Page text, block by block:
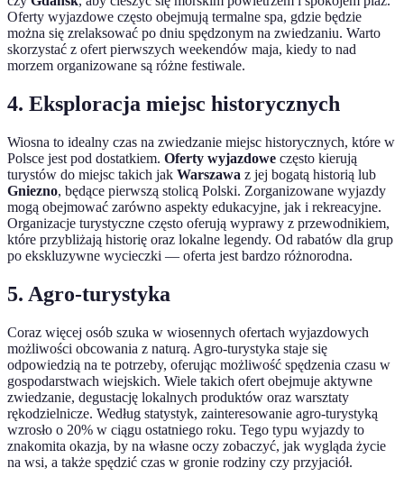
Oferty wyjazdowe często obejmują termalne spa, gdzie będzie
można się zrelaksować po dniu spędzonym na zwiedzaniu. Warto
skorzystać z ofert pierwszych weekendów maja, kiedy to nad
morzem organizowane są różne festiwale.
4. Eksploracja miejsc historycznych
Wiosna to idealny czas na zwiedzanie miejsc historycznych, które w
Polsce jest pod dostatkiem. Oferty wyjazdowe często kierują
turystów do miejsc takich jak Warszawa z jej bogatą historią lub
Gniezno, będące pierwszą stolicą Polski. Zorganizowane wyjazdy
mogą obejmować zarówno aspekty edukacyjne, jak i rekreacyjne.
Organizacje turystyczne często oferują wyprawy z przewodnikiem,
które przybliżają historię oraz lokalne legendy. Od rabatów dla grup
po ekskluzywne wycieczki — oferta jest bardzo różnorodna.
5. Agro-turystyka
Coraz więcej osób szuka w wiosennych ofertach wyjazdowych
możliwości obcowania z naturą. Agro-turystyka staje się
odpowiedzią na te potrzeby, oferując możliwość spędzenia czasu w
gospodarstwach wiejskich. Wiele takich ofert obejmuje aktywne
zwiedzanie, degustację lokalnych produktów oraz warsztaty
rękodzielnicze. Według statystyk, zainteresowanie agro-turystyką
wzrosło o 20% w ciągu ostatniego roku. Tego typu wyjazdy to
znakomita okazja, by na własne oczy zobaczyć, jak wygląda życie
na wsi, a także spędzić czas w gronie rodziny czy przyjaciół.